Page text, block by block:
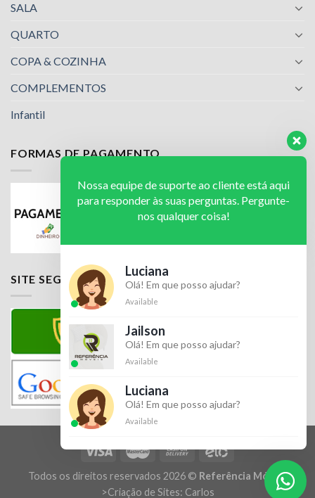
SALA
QUARTO
COPA & COZINHA
COMPLEMENTOS
Infantil
FORMAS DE PAGAMENTO
SITE SEGURO
Todos os direitos reservados 2026 © Referência Móveis
>Criação de Sites: Carlos
Nossa equipe de suporte ao cliente está aqui
para responder às suas perguntas. Pergunte-
nos qualquer coisa!
Luciana
Olá! Em que posso ajudar?
Available
Jailson
Olá! Em que posso ajudar?
Available
Luciana
Olá! Em que posso ajudar?
Available